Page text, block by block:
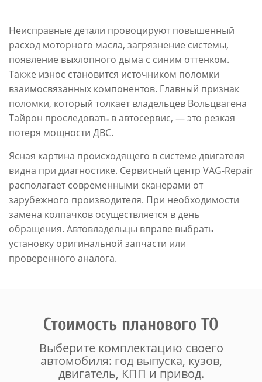
Неисправные детали провоцируют повышенный
расход моторного масла, загрязнение системы,
появление выхлопного дыма с синим оттенком.
Также износ становится источником поломки
взаимосвязанных компонентов. Главный признак
поломки, который толкает владельцев Вольцвагена
Тайрон проследовать в автосервис, — это резкая
потеря мощности ДВС.
Ясная картина происходящего в системе двигателя
видна при диагностике. Сервисный центр VAG-Repair
располагает современными сканерами от
зарубежного производителя. При необходимости
замена колпачков осуществляется в день
обращения. Автовладельцы вправе выбрать
установку оригинальной запчасти или
проверенного аналога.
Стоимость планового ТО
Выберите комплектацию своего
автомобиля: год выпуска, кузов,
двигатель, КПП и привод.